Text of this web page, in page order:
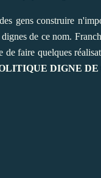
gens construire
de ce nom.
faire quelques
DIGNE